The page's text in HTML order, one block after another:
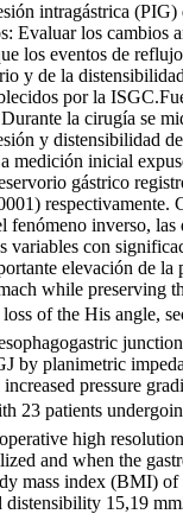
intragástrica
Evaluar los cambios
los eventos de
y de la
por la
la cirugía se
y distensibilidad
medición inicial
gástrico
respectivamente.
inverso, las
con
elevación de la
while preserving
of the His angle,
by planimetric
pressure
23 patients
high
and when the
mass index (BMI)
15,19